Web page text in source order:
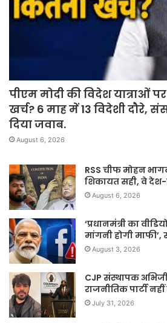
पीएम मोदी की विदेश यात्राओं
खर्च? 6 माह में 13 विदेशी दौरे,
दिया जवाब.
August 6, 2026
RSS चीफ मोहन
शिकायत सही, वे देश-
August 6, 2026
‘प्रधानमंत्री का
मांगनी होगी
August 3, 2026
CJP संस्थापक
राजनीतिक पार्टी
July 31, 2026